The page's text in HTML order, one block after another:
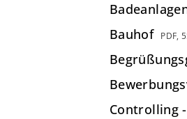
Bauhof PDF,
Controlling